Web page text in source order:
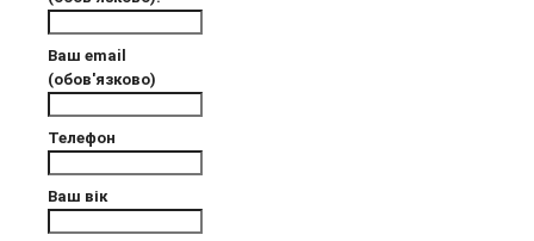
Ваш email
(обов'язково)
Телефон
Ваш вік